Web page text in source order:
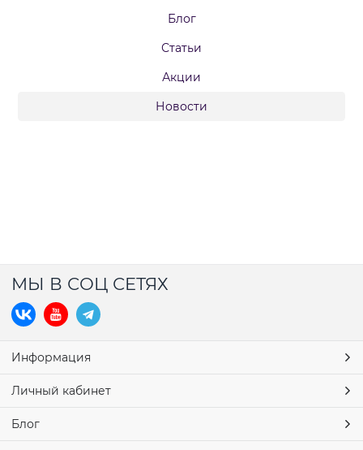
Блог
Статьи
Акции
Новости
МЫ В СОЦ СЕТЯХ
Информация
Личный кабинет
Блог